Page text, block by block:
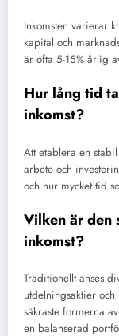
Inkomsten varierar
kapital och
är ofta 5-15% årlig
Hur lång tid
inkomst?
Att etablera en
arbete och
och hur mycket tid
Vilken är den
inkomst?
Traditionellt anses
utdelningsaktier
säkraste formerna
en balanserad